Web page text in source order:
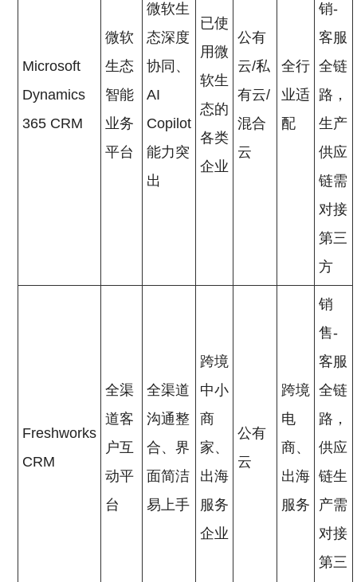
Microsoft
Dynamics
365 CRM
微软
生态
智能
业务
平台
微软生
态深度
协同、
AI
Copilot
能力突
出
已使
用微
软生
态的
各类
企业
公有
云/私
有云/
混合
云
全行
业适
配
销-
客服
全链
路，
生产
供应
链需
对接
第三
方
Freshworks
CRM
全渠
道客
户互
动平
台
全渠道
沟通整
合、界
面简洁
易上手
跨境
中小
商
家、
出海
服务
企业
公有
云
跨境
电
商、
出海
服务
销
售-
客服
全链
路，
供应
链生
产需
对接
第三